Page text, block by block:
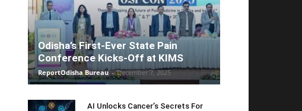
Odisha’s First-Ever State Pain
Conference Kicks-Off at KIMS
ReportOdisha Bureau - December 7, 2025
AI Unlocks Cancer’s Secrets For